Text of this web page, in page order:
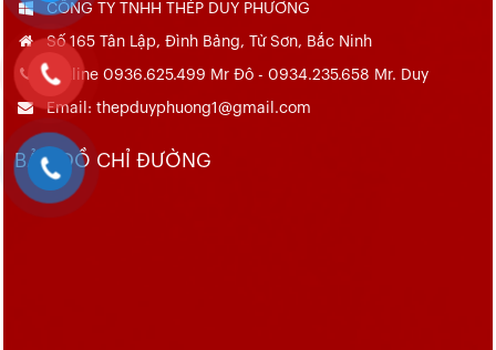
CÔNG TY TNHH THÉP DUY PHƯƠNG
Số 165 Tân Lập, Đình Bảng, Từ Sơn, Bắc Ninh
Hotline 0936.625.499 Mr Đô - 0934.235.658 Mr. Duy
Email: thepduyphuong1@gmail.com
BẢN ĐỒ CHỈ ĐƯỜNG